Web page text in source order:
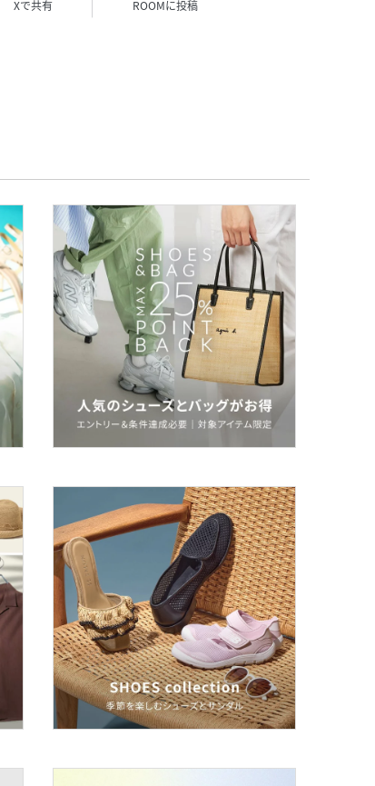
Xで共有 ROOMに投稿